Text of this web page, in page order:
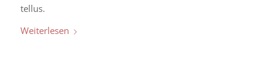
tellus.
Weiterlesen